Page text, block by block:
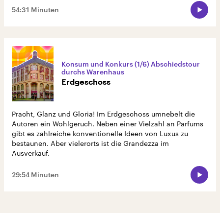
54:31 Minuten
Konsum und Konkurs (1/6) Abschiedstour
durchs Warenhaus
Erdgeschoss
Pracht, Glanz und Gloria! Im Erdgeschoss umnebelt die
Autoren ein Wohlgeruch. Neben einer Vielzahl an Parfums
gibt es zahlreiche konventionelle Ideen von Luxus zu
bestaunen. Aber vielerorts ist die Grandezza im
Ausverkauf.
29:54 Minuten